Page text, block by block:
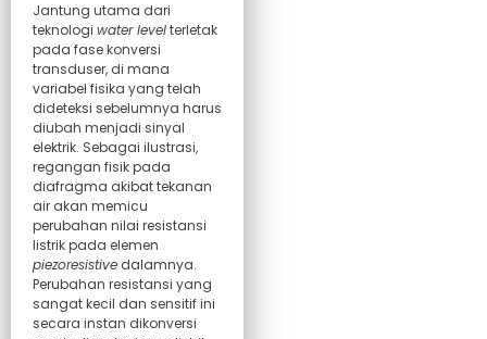
Jantung utama dari
teknologi water levelterletak
pada fase konversi
transduser, di mana
variabel fisika yang telah
dideteksi sebelumnya harus
diubah menjadi sinyal
elektrik. Sebagai ilustrasi,
regangan fisik pada
diafragma akibat tekanan
air akan memicu
perubahan nilai resistansi
listrik pada elemen
piezoresistive dalamnya.
Perubahan resistansi yang
sangat kecil dan sensitif ini
secara instan dikonversi